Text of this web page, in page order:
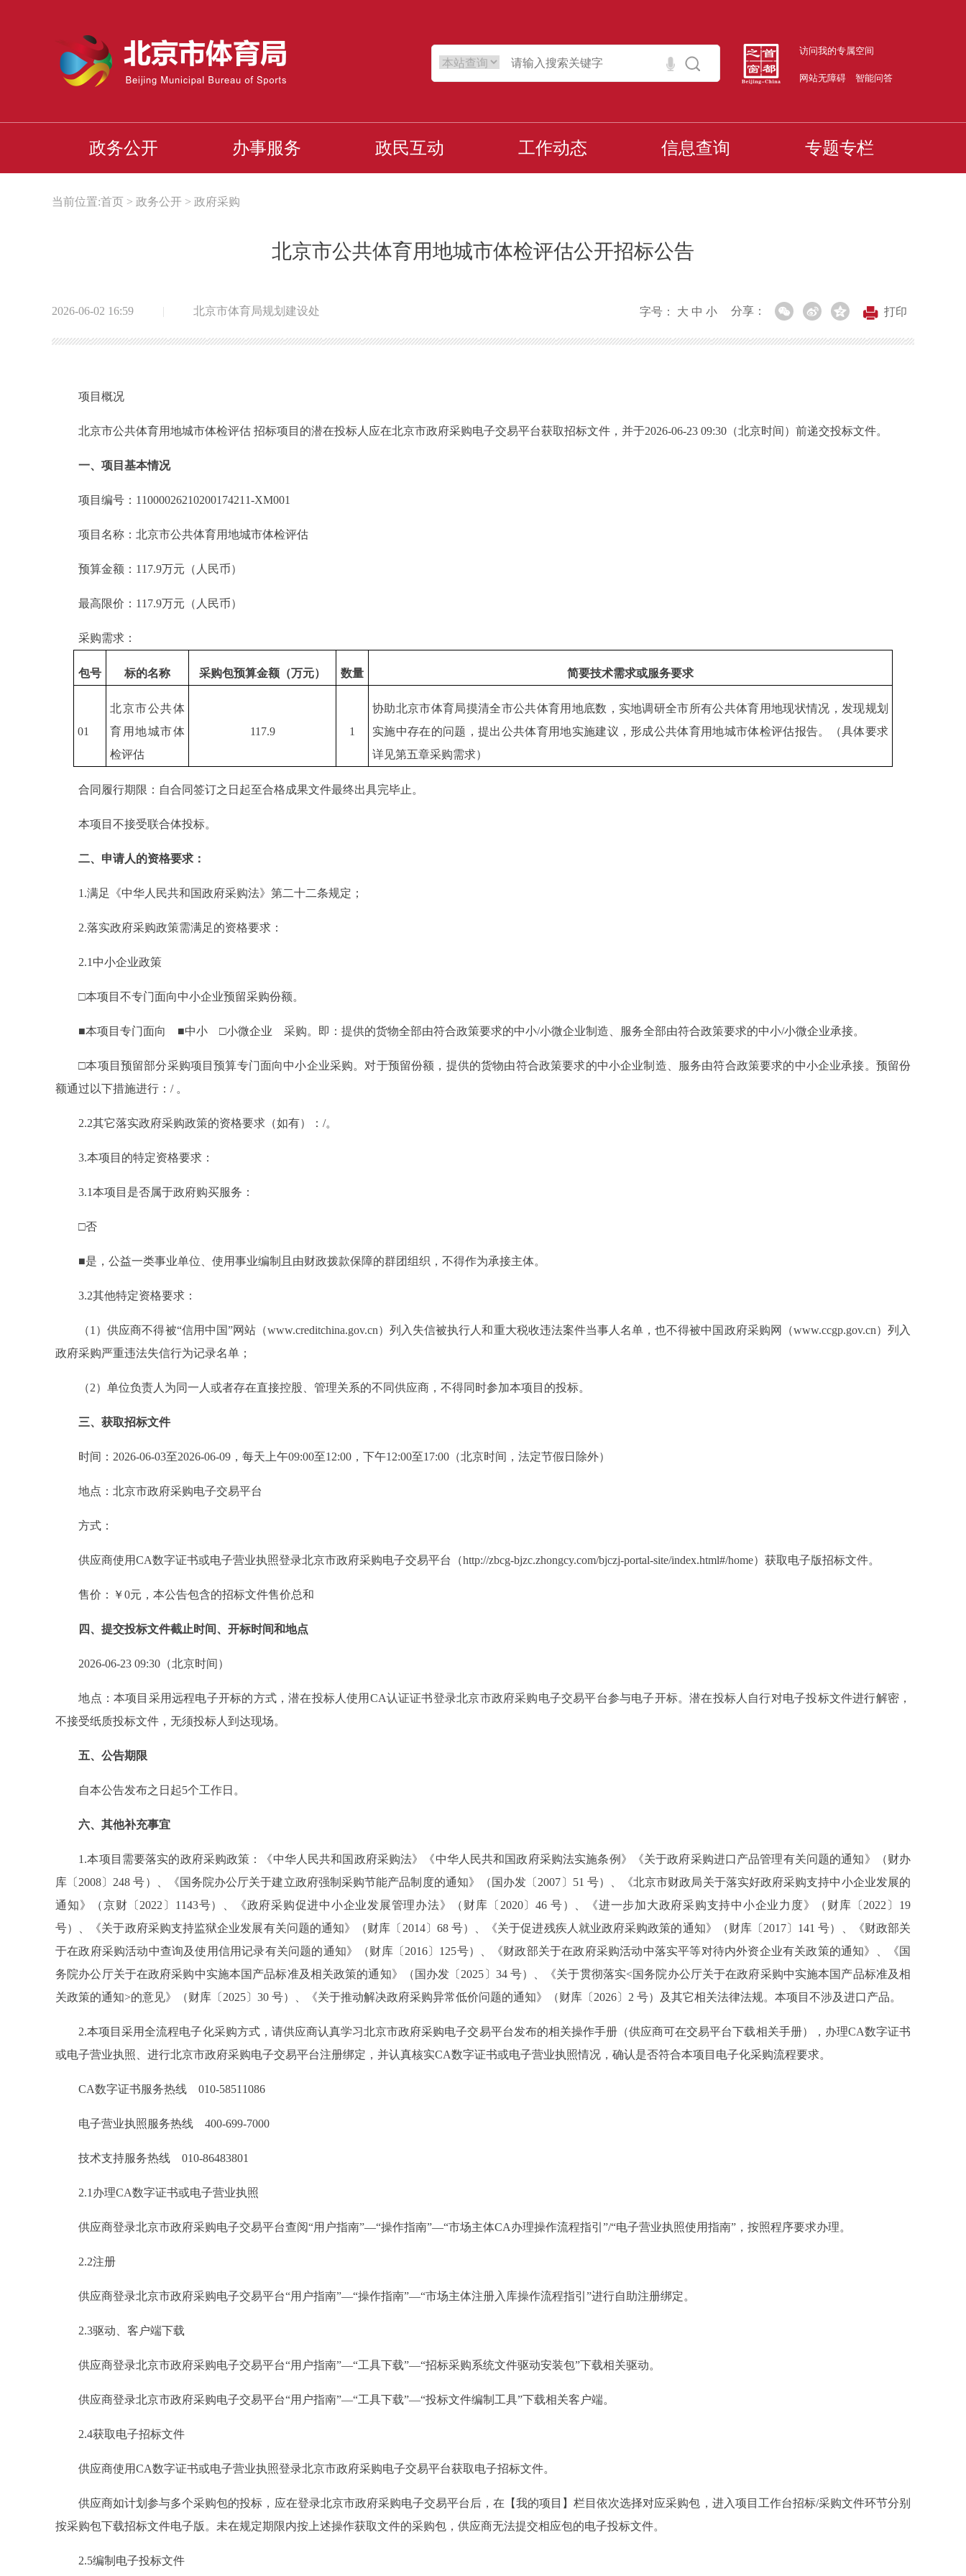
访问我的专属空间
网站无障碍 智能问答
政务公开 办事服务 政民互动 工作动态 信息查询 专题专栏
当前位置:首页 > 政务公开 > 政府采购
北京市公共体育用地城市体检评估公开招标公告
2026-06-02 16:59 | 北京市体育局规划建设处 字号： 大 中 小 分享： 打印
项目概况
北京市公共体育用地城市体检评估 招标项目的潜在投标人应在北京市政府采购电子交易平台获取招标文件，并于2026-06-23 09:30（北京时间）前递交投标文件。
一、项目基本情况
项目编号：11000026210200174211-XM001
项目名称：北京市公共体育用地城市体检评估
预算金额：117.9万元（人民币）
最高限价：117.9万元（人民币）
采购需求：
包号 标的名称 采购包预算金额（万元） 数量 简要技术需求或服务要求
01
北京市公共体
育用地城市体
检评估
117.9 1
协助北京市体育局摸清全市公共体育用地底数，实地调研全市所有公共体育用地现状情况，发现规划
实施中存在的问题，提出公共体育用地实施建议，形成公共体育用地城市体检评估报告。（具体要求
详见第五章采购需求）
合同履行期限：自合同签订之日起至合格成果文件最终出具完毕止。
本项目不接受联合体投标。
二、申请人的资格要求：
1.满足《中华人民共和国政府采购法》第二十二条规定；
2.落实政府采购政策需满足的资格要求：
2.1中小企业政策
□本项目不专门面向中小企业预留采购份额。
■本项目专门面向 ■中小 □小微企业 采购。即：提供的货物全部由符合政策要求的中小/小微企业制造、服务全部由符合政策要求的中小/小微企业承接。
□本项目预留部分采购项目预算专门面向中小企业采购。对于预留份额，提供的货物由符合政策要求的中小企业制造、服务由符合政策要求的中小企业承接。预留份
额通过以下措施进行：/ 。
2.2其它落实政府采购政策的资格要求（如有）：/。
3.本项目的特定资格要求：
3.1本项目是否属于政府购买服务：
□否
■是，公益一类事业单位、使用事业编制且由财政拨款保障的群团组织，不得作为承接主体。
3.2其他特定资格要求：
（1）供应商不得被“信用中国”网站（www.creditchina.gov.cn）列入失信被执行人和重大税收违法案件当事人名单，也不得被中国政府采购网（www.ccgp.gov.cn）列入
政府采购严重违法失信行为记录名单；
（2）单位负责人为同一人或者存在直接控股、管理关系的不同供应商，不得同时参加本项目的投标。
三、获取招标文件
时间：2026-06-03至2026-06-09，每天上午09:00至12:00，下午12:00至17:00（北京时间，法定节假日除外）
地点：北京市政府采购电子交易平台
方式：
供应商使用CA数字证书或电子营业执照登录北京市政府采购电子交易平台（http://zbcg-bjzc.zhongcy.com/bjczj-portal-site/index.html#/home）获取电子版招标文件。
售价：￥0元，本公告包含的招标文件售价总和
四、提交投标文件截止时间、开标时间和地点
2026-06-23 09:30（北京时间）
地点：本项目采用远程电子开标的方式，潜在投标人使用CA认证证书登录北京市政府采购电子交易平台参与电子开标。潜在投标人自行对电子投标文件进行解密，
不接受纸质投标文件，无须投标人到达现场。
五、公告期限
自本公告发布之日起5个工作日。
六、其他补充事宜
1.本项目需要落实的政府采购政策：《中华人民共和国政府采购法》《中华人民共和国政府采购法实施条例》《关于政府采购进口产品管理有关问题的通知》（财办
库〔2008〕248 号）、《国务院办公厅关于建立政府强制采购节能产品制度的通知》（国办发〔2007〕51 号）、《北京市财政局关于落实好政府采购支持中小企业发展的
通知》（京财〔2022〕1143号）、《政府采购促进中小企业发展管理办法》（财库〔2020〕46 号）、《进一步加大政府采购支持中小企业力度》（财库〔2022〕19
号）、《关于政府采购支持监狱企业发展有关问题的通知》（财库〔2014〕68 号）、《关于促进残疾人就业政府采购政策的通知》（财库〔2017〕141 号）、《财政部关
于在政府采购活动中查询及使用信用记录有关问题的通知》（财库〔2016〕125号）、《财政部关于在政府采购活动中落实平等对待内外资企业有关政策的通知》、《国
务院办公厅关于在政府采购中实施本国产品标准及相关政策的通知》（国办发〔2025〕34 号）、《关于贯彻落实<国务院办公厅关于在政府采购中实施本国产品标准及相
关政策的通知>的意见》（财库〔2025〕30 号）、《关于推动解决政府采购异常低价问题的通知》（财库〔2026〕2 号）及其它相关法律法规。本项目不涉及进口产品。
2.本项目采用全流程电子化采购方式，请供应商认真学习北京市政府采购电子交易平台发布的相关操作手册（供应商可在交易平台下载相关手册），办理CA数字证书
或电子营业执照、进行北京市政府采购电子交易平台注册绑定，并认真核实CA数字证书或电子营业执照情况，确认是否符合本项目电子化采购流程要求。
CA数字证书服务热线 010-58511086
电子营业执照服务热线 400-699-7000
技术支持服务热线 010-86483801
2.1办理CA数字证书或电子营业执照
供应商登录北京市政府采购电子交易平台查阅“用户指南”—“操作指南”—“市场主体CA办理操作流程指引”/“电子营业执照使用指南”，按照程序要求办理。
2.2注册
供应商登录北京市政府采购电子交易平台“用户指南”—“操作指南”—“市场主体注册入库操作流程指引”进行自助注册绑定。
2.3驱动、客户端下载
供应商登录北京市政府采购电子交易平台“用户指南”—“工具下载”—“招标采购系统文件驱动安装包”下载相关驱动。
供应商登录北京市政府采购电子交易平台“用户指南”—“工具下载”—“投标文件编制工具”下载相关客户端。
2.4获取电子招标文件
供应商使用CA数字证书或电子营业执照登录北京市政府采购电子交易平台获取电子招标文件。
供应商如计划参与多个采购包的投标，应在登录北京市政府采购电子交易平台后，在【我的项目】栏目依次选择对应采购包，进入项目工作台招标/采购文件环节分别
按采购包下载招标文件电子版。未在规定期限内按上述操作获取文件的采购包，供应商无法提交相应包的电子投标文件。
2.5编制电子投标文件